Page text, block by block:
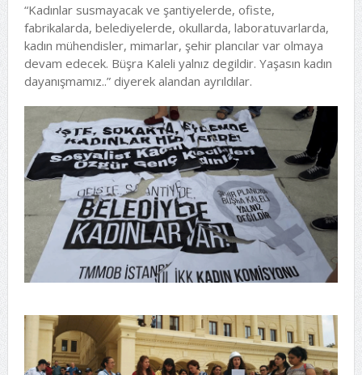
“Kadınlar susmayacak ve şantiyelerde, ofiste,
fabrikalarda, belediyelerde, okullarda, laboratuvarlarda,
kadın mühendisler, mimarlar, şehir plancılar var olmaya
devam edecek. Büşra Kaleli yalnız degildir. Yaşasın kadın
dayanışmamız..” diyerek alandan ayrıldılar.